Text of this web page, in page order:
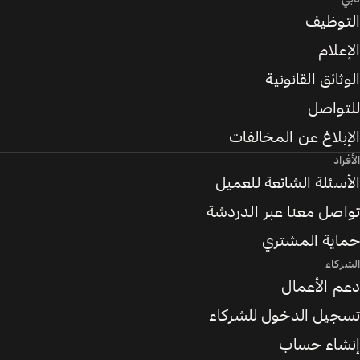
التوظيف
الإعلام
الوثائق القانونية
للتواصل
الإبلاغ عن المخالفات
الأفراد
الأسئلة الشائعة للعميل
تواصل معنا عبر الدردشة
حماية المشتري
الشركاء
دعم الأعمال
تسجيل الدخول للشركاء
إنشاء حساب